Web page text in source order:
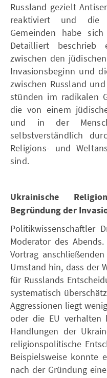
Russland gezielt
reaktiviert und die
Gemeinden habe
Detailliert beschrieb
zwischen den
Invasionsbeginn und
zwischen Russland
stünden im radikalen
die von einem
und in der
selbstverständlich
Religions- und
sind.
Ukrainische
Begründung der
Politikwissenschaftler
Moderator des
Vortrag
Umstand hin, dass der
für Russlands
systematisch
Aggressionen liegt
oder die EU verhalten
Handlungen der
religionspolitische
Beispielsweise konnte
nach der Gründung